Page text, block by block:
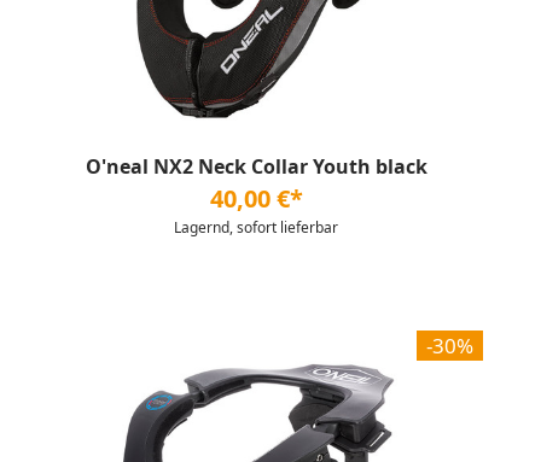
O'neal NX2 Neck Collar Youth black
40,00 €*
Lagernd, sofort lieferbar
-30%